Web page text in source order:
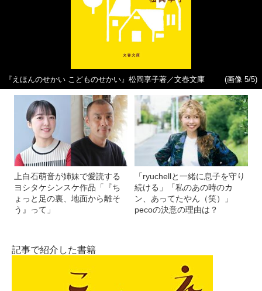
『えほんのせかい こどものせかい』松岡享子著／文春文庫 (画像 5/5)
上白石萌音が姉妹で愛読する
ヨシタケシンスケ作品「『ち
ょっと足の裏、地面から離そ
う』って」
「ryuchellと一緒に息子を守り
続ける」「私のあの時のカ
ン、あってたやん（笑）」
pecoの決意の理由は？
記事で紹介した書籍